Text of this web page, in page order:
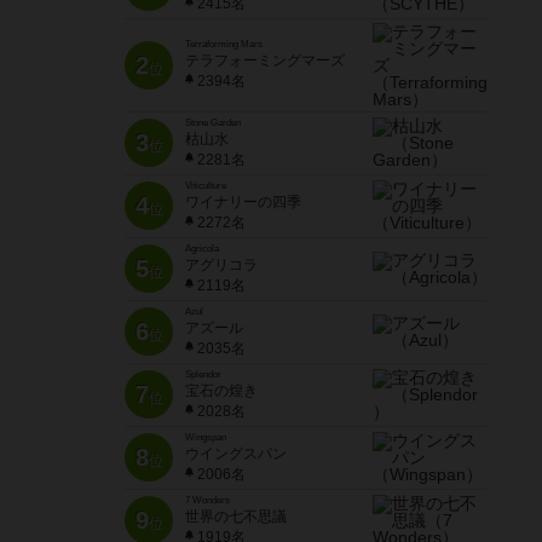
2415名
2位
Terraforming Mars
テラフォーミングマーズ
2394名
3位
Stone Garden
枯山水
2281名
4位
Viticulture
ワイナリーの四季
2272名
5位
Agricola
アグリコラ
2119名
6位
Azul
アズール
2035名
7位
宝石の煌き
2028名
8位
Wingspan
ウイングスパン
2006名
9位
7 Wonders
世界の七不思議
1919名